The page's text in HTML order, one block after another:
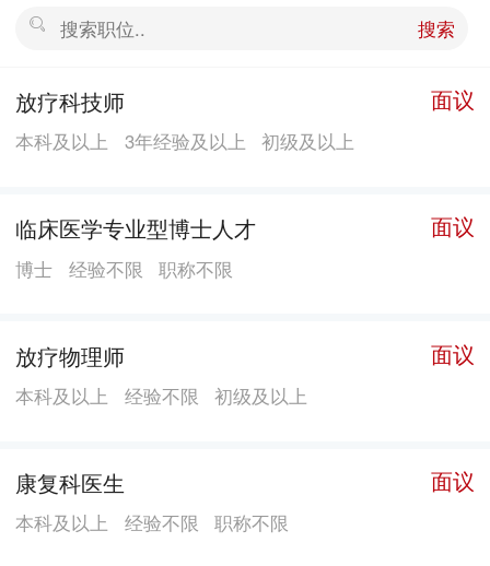
2023年5月1日开业运营做足准备。 东山医院学科配置齐
医院等国内外多家知名医疗机构达成深度合作，助力医
院快速全面发展。同时引进国内外优质资源，打造以疾
搜索
放疗科技师 面议
本科及以上 3年经验及以上 初级及以上
临床医学专业型博士人才 面议
博士 经验不限 职称不限
放疗物理师 面议
本科及以上 经验不限 初级及以上
康复科医生 面议
本科及以上 经验不限 职称不限